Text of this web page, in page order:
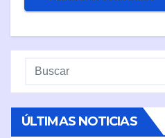
ÚLTIMAS NOTICIAS